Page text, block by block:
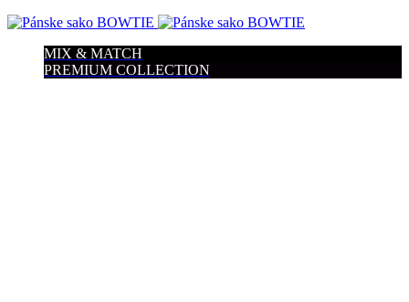
MIX & MATCH
PREMIUM COLLECTION